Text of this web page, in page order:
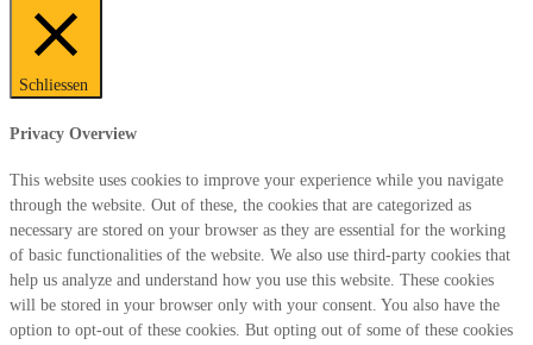
Schliessen
Privacy Overview
This website uses cookies to improve your experience while you navigate
through the website. Out of these, the cookies that are categorized as
necessary are stored on your browser as they are essential for the working
of basic functionalities of the website. We also use third-party cookies that
help us analyze and understand how you use this website. These cookies
will be stored in your browser only with your consent. You also have the
option to opt-out of these cookies. But opting out of some of these cookies